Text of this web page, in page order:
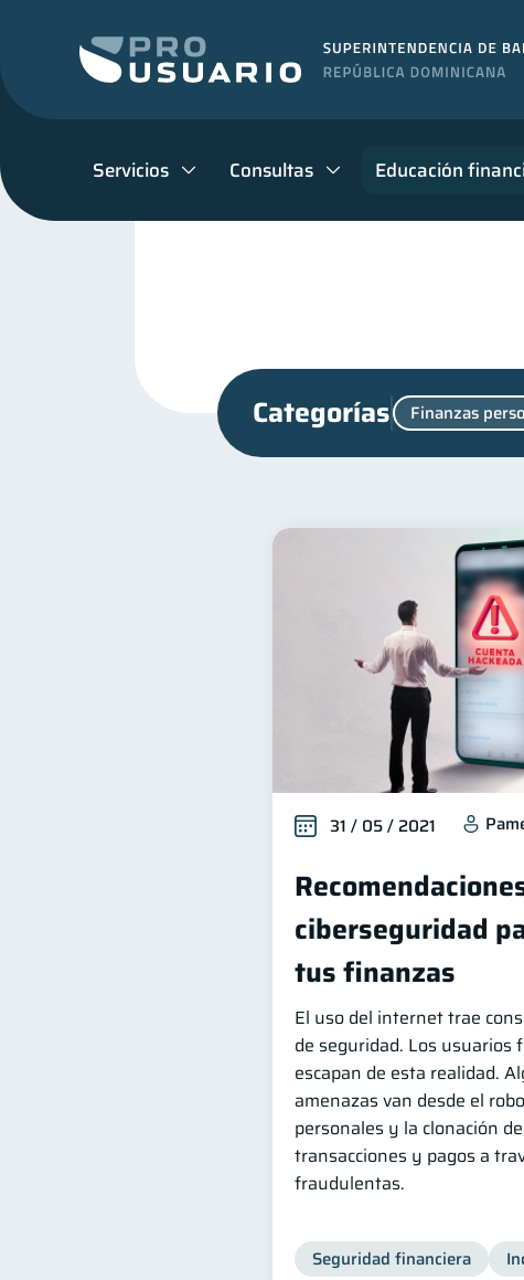
Servicios Consultas Educación
Categorías Finanzas
Organización Financiera 10
Superintendencia de Bancos 4
Finanzas en Pareja 1
ahorro
31 / 05 / 2021
ciberseguridad
tus finanzas
El uso del internet trae
de seguridad. Los usuarios
escapan de esta realidad.
amenazas van desde el
personales y la clonación
transacciones y pagos a
fraudulentas.
Seguridad financiera